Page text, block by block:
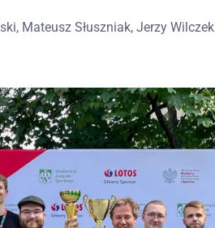
Mateusz Słuszniak, Jerzy Wilczek